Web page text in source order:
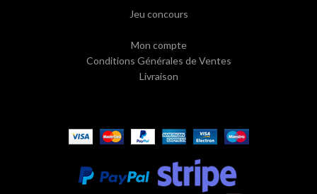
Jeu concours
Mon compte
Conditions Générales de Ventes
Livraison